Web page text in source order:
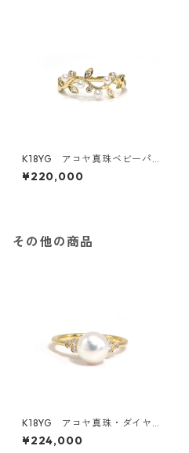
K18YG アコヤ真珠ベビーパ
ール・ダイヤモンドリング《M
oe》（KR71107）
¥220,000
その他の商品
K18YG アコヤ真珠・ダイヤ
モンドリング（KR61020）
¥224,000